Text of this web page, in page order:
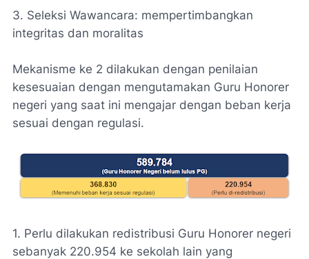
3. Seleksi Wawancara: mempertimbangkan
integritas dan moralitas
Mekanisme ke 2 dilakukan dengan penilaian
kesesuaian dengan mengutamakan Guru Honorer
negeri yang saat ini mengajar dengan beban kerja
sesuai dengan regulasi.
1. Perlu dilakukan redistribusi Guru Honorer negeri
sebanyak 220.954 ke sekolah lain yang